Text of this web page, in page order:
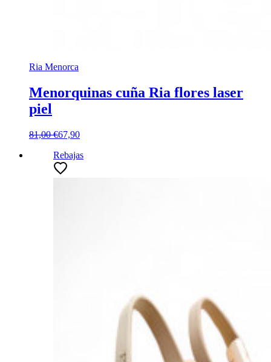
Ria Menorca
Menorquinas cuña Ria flores laser
piel
81,00 €67,90
Rebajas